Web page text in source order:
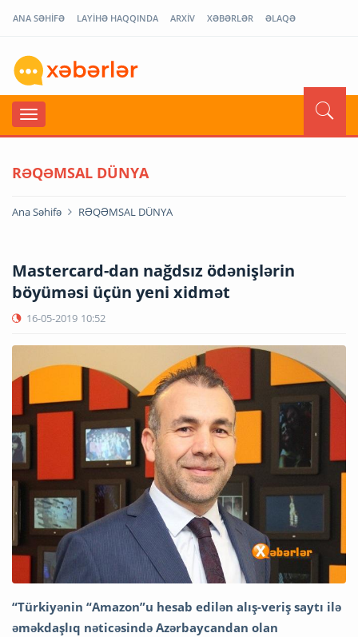
ANA SƏHİFƏ LAYİHƏ HAQQINDA ARXİV XƏBƏRLƏR ƏLAQƏ
RƏQƏMSAL DÜNYA
Ana Səhifə RƏQƏMSAL DÜNYA
Mastercard-dan nağdsız ödənişlərin
böyüməsi üçün yeni xidmət
16-05-2019 10:52
“Türkiyənin “Amazon”u hesab edilən alış-veriş saytı ilə
əməkdaşlıq nəticəsində Azərbaycandan olan